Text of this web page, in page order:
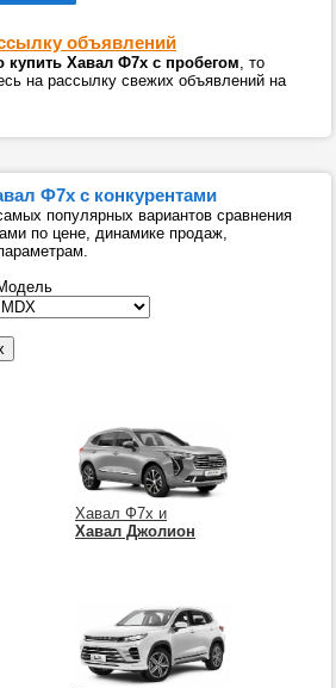
объявлений
Хавал Ф7х с пробегом, то
на рассылку свежих объявлений на
Ф7х с конкурентами
популярных вариантов сравнения
по цене, динамике продаж,
Хавал Ф7х и
Хавал Джолион